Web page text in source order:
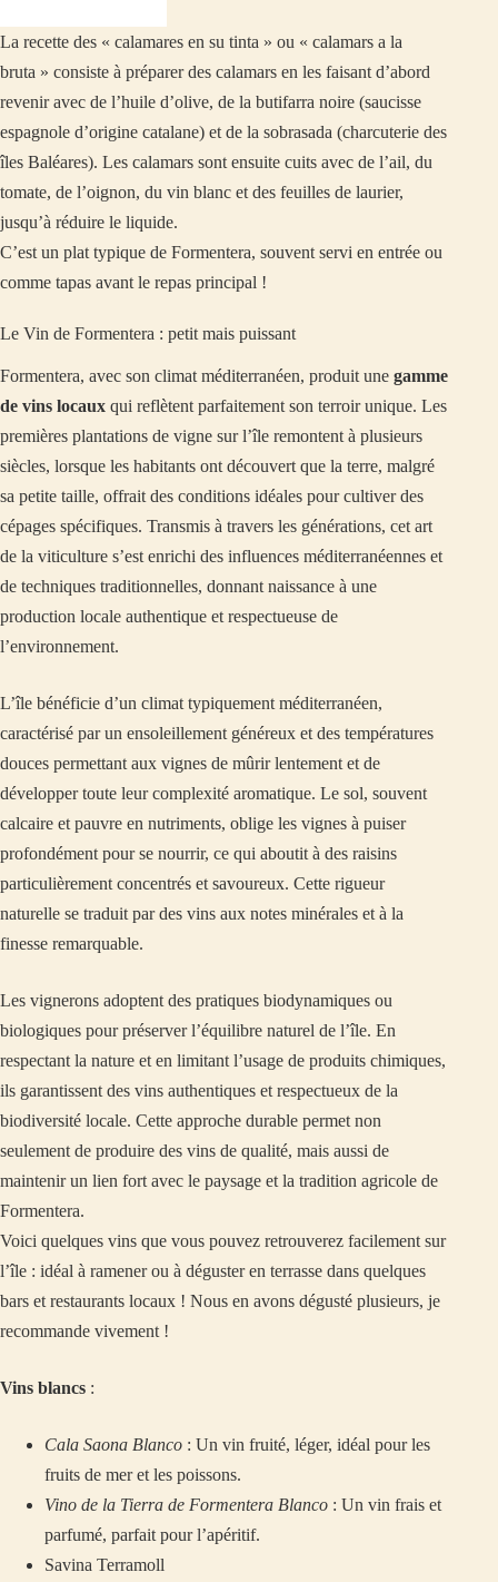
La recette des « calamares en su tinta » ou « calamars a la
bruta » consiste à préparer des calamars en les faisant d’abord
revenir avec de l’huile d’olive, de la butifarra noire (saucisse
espagnole d’origine catalane) et de la sobrasada (charcuterie des
îles Baléares). Les calamars sont ensuite cuits avec de l’ail, du
tomate, de l’oignon, du vin blanc et des feuilles de laurier,
jusqu’à réduire le liquide.
C’est un plat typique de Formentera, souvent servi en entrée ou
comme tapas avant le repas principal !
Le Vin de Formentera : petit mais puissant
Formentera, avec son climat méditerranéen, produit une gamme
de vins locaux qui reflètent parfaitement son terroir unique. Les
premières plantations de vigne sur l’île remontent à plusieurs
siècles, lorsque les habitants ont découvert que la terre, malgré
sa petite taille, offrait des conditions idéales pour cultiver des
cépages spécifiques. Transmis à travers les générations, cet art
de la viticulture s’est enrichi des influences méditerranéennes et
de techniques traditionnelles, donnant naissance à une
production locale authentique et respectueuse de
l’environnement.
L’île bénéficie d’un climat typiquement méditerranéen,
caractérisé par un ensoleillement généreux et des températures
douces permettant aux vignes de mûrir lentement et de
développer toute leur complexité aromatique. Le sol, souvent
calcaire et pauvre en nutriments, oblige les vignes à puiser
profondément pour se nourrir, ce qui aboutit à des raisins
particulièrement concentrés et savoureux. Cette rigueur
naturelle se traduit par des vins aux notes minérales et à la
finesse remarquable.
Les vignerons adoptent des pratiques biodynamiques ou
biologiques pour préserver l’équilibre naturel de l’île. En
respectant la nature et en limitant l’usage de produits chimiques,
ils garantissent des vins authentiques et respectueux de la
biodiversité locale. Cette approche durable permet non
seulement de produire des vins de qualité, mais aussi de
maintenir un lien fort avec le paysage et la tradition agricole de
Formentera.
Voici quelques vins que vous pouvez retrouverez facilement sur
l’île : idéal à ramener ou à déguster en terrasse dans quelques
bars et restaurants locaux ! Nous en avons dégusté plusieurs, je
recommande vivement !
Vins blancs :
Cala Saona Blanco : Un vin fruité, léger, idéal pour les
fruits de mer et les poissons.
Vino de la Tierra de Formentera Blanco : Un vin frais et
parfumé, parfait pour l’apéritif.
Savina Terramoll